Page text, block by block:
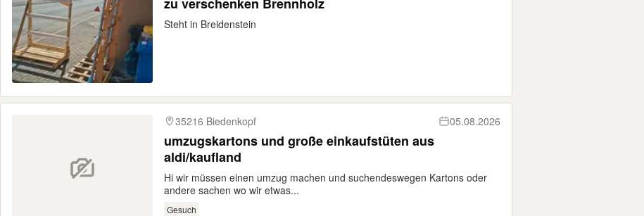
Steht in Breidenstein
35216 Biedenkopf 05.08.2026
umzugskartons und große einkaufstüten aus
aldi/kaufland
Hi wir müssen einen umzug machen und suchendeswegen Kartons oder
andere sachen wo wir etwas...
Gesuch